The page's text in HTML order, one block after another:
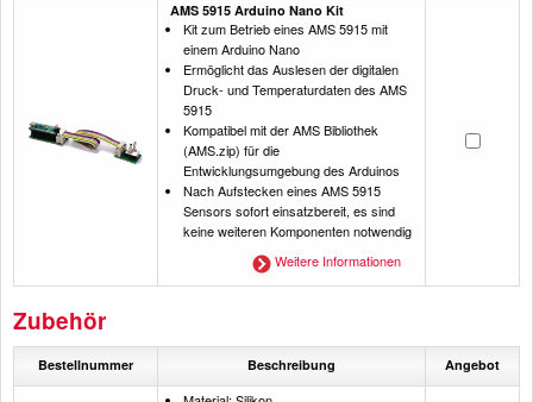
AMS 5915 Arduino Nano Kit
Kit zum Betrieb eines AMS 5915 mit
einem Arduino Nano
Ermöglicht das Auslesen der digitalen
Druck- und Temperaturdaten des AMS
5915
Kompatibel mit der AMS Bibliothek
(AMS.zip) für die
Entwicklungsumgebung des Arduinos
Nach Aufstecken eines AMS 5915
Sensors sofort einsatzbereit, es sind
keine weiteren Komponenten notwendig
Weitere Informationen
Zubehör
Bestellnummer Beschreibung Angebot